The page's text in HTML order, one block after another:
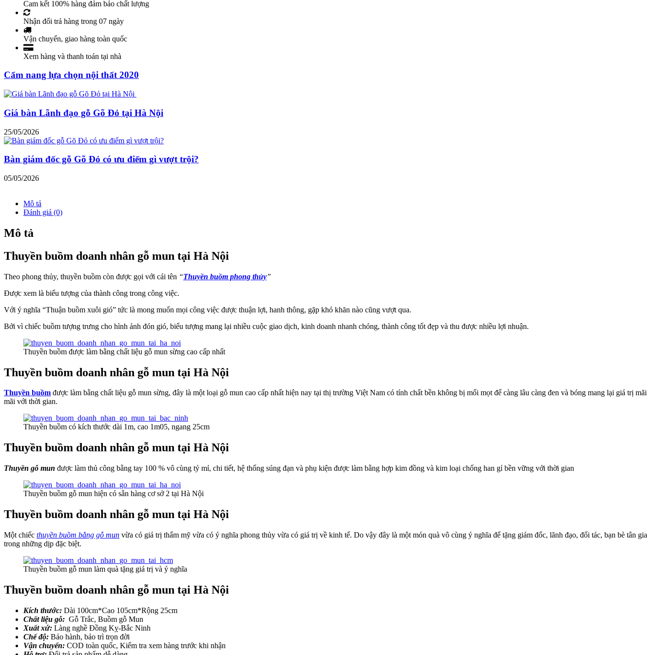
Cam kết 100% hàng đảm bảo chất lượng
Nhận đổi trả hàng trong 07 ngày
Vận chuyển, giao hàng toàn quốc
Xem hàng và thanh toán tại nhà
Cẩm nang lựa chọn nội thất 2020
Giá bàn Lãnh đạo gỗ Gõ Đỏ tại Hà Nội
25/05/2026
Bàn giám đốc gỗ Gõ Đỏ có ưu điểm gì vượt trội?
05/05/2026
Mô tả
Đánh giá (0)
Mô tả
Thuyền buồm doanh nhân gỗ mun tại Hà Nội
Theo phong thủy, thuyền buồm còn được gọi với cái tên “Thuyền buồm phong thủy”
Được xem là biểu tượng của thành công trong công việc.
Với ý nghĩa “Thuận buồm xuôi gió” tức là mong muốn mọi công việc được thuận lợi, hanh thông, gặp khó khăn nào cũng vượt qua.
Bởi vì chiếc buồm tượng trưng cho hình ảnh đón gió, biểu tượng mang lại nhiều cuộc giao dịch, kinh doanh nhanh chóng, thành công tốt đẹp và thu được nhiều lợi nhuận.
Thuyền buồm được làm bằng chất liệu gỗ mun sừng cao cấp nhất
Thuyền buồm doanh nhân gỗ mun tại Hà Nội
Thuyền buồm được làm bằng chất liệu gỗ mun sừng, đây là một loại gỗ mun cao cấp nhất hiện nay tại thị trường Việt Nam có tính chất bền không bị mối mọt để càng lâu càng đen và bóng mang lại giá trị mãi
mãi với thời gian.
Thuyền buồm có kích thước dài 1m, cao 1m05, ngang 25cm
Thuyền buồm doanh nhân gỗ mun tại Hà Nội
Thuyền gỗ mun được làm thủ công bằng tay 100 % vô cùng tỷ mỉ, chi tiết, hệ thống súng đạn và phụ kiện được làm bằng hợp kim đồng và kim loại chống han gỉ bền vững với thời gian
Thuyền buồm gỗ mun hiện có sẵn hàng cơ sở 2 tại Hà Nội
Thuyền buồm doanh nhân gỗ mun tại Hà Nội
Một chiếc thuyền buồm bằng gỗ mun vừa có giá trị thẩm mỹ vừa có ý nghĩa phong thủy vừa có giá trị về kinh tế. Do vậy đây là một món quà vô cùng ý nghĩa để tặng giám đốc, lãnh đạo, đối tác, bạn bè tân gia
trong những dịp đặc biệt.
Thuyền buồm gỗ mun làm quà tặng giá trị và ý nghĩa
Thuyền buồm doanh nhân gỗ mun tại Hà Nội
Kích thước: Dài 100cm*Cao 105cm*Rộng 25cm
Chất liệu gỗ: Gỗ Trắc, Buồm gỗ Mun
Xuất xứ: Làng nghề Đồng Kỵ-Bắc Ninh
Chế độ: Bảo hành, bảo trì trọn đời
Vận chuyển: COD toàn quốc, Kiểm tra xem hàng trước khi nhận